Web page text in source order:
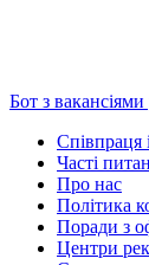
Бот з вакансіями
Часті
Про нас
Політика
Поради з
Центри